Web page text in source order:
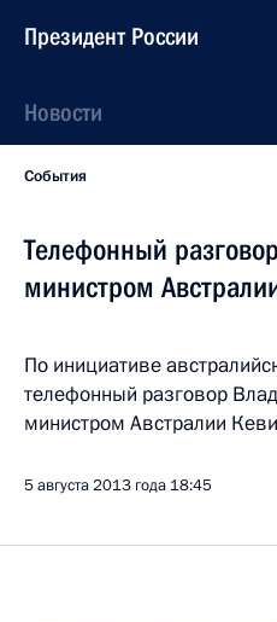
Президент России
Новости
События
Телефонный
министром
По инициативе
телефонный разговор
министром Австралии
5 августа 2013 года 18:45